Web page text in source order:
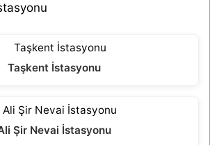
Taşkent İstasyonu
Şir Nevai İstasyonu